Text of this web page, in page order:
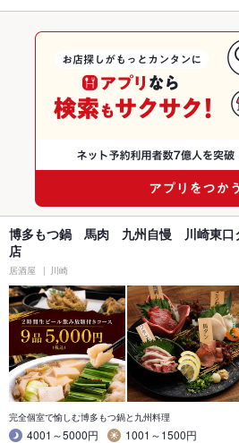
博多もつ鍋 馬肉 九州自慢 川崎東口
店
居酒屋 川崎
完全個室で愉しむ博多もつ鍋と九州料理
4001～5000円
1001～1500円